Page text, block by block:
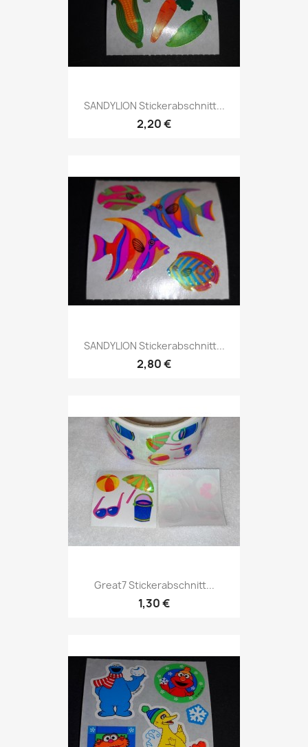
SANDYLION Stickerabschnitt...
2,20 €
SANDYLION Stickerabschnitt...
2,80 €
Great7 Stickerabschnitt...
1,30 €